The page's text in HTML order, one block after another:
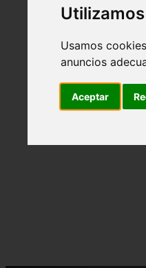
Usamos
anuncios
Aceptar